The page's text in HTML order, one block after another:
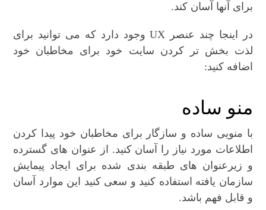
برای آنها آسان کند.
در اینجا چند عنصر UX وجود دارد که می توانید برای
لذت بخش تر کردن سایت خود برای مخاطبان خود
اضافه کنید:
منو ساده
با منویی ساده و سازگار برای مخاطبان خود پیدا کردن
اطلاعات مورد نیاز را آسان کنید. از عنوان های گسترده
و زیرعنوان های طبقه بندی شده برای ایجاد پیمایش
سازمان یافته استفاده کنید و سعی کنید این موارد آسان
و قابل فهم باشد.